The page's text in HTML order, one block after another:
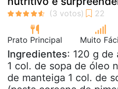
Prato Principal Muito
Ingredientes: 120 g de
1 col. de sopa de óleo
de manteiga 1 col. de